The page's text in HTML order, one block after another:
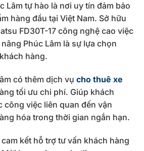
Lâm tự hào là nơi uy tín đảm bảo
hàng đầu tại Việt Nam. Sở hữu
FD30T-17 công nghệ cao việc
Phúc Lâm là sự lựa chọn
hàng.
có thêm dịch vụ cho thuê xe
tối ưu chi phí. Giúp khách
công việc liên quan đến vận
hóa trong thời gian ngắn hạn.
kết hỗ trợ tư vấn khách hàng